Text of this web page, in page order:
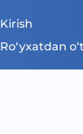
Kirish
Ro‘yxatdan